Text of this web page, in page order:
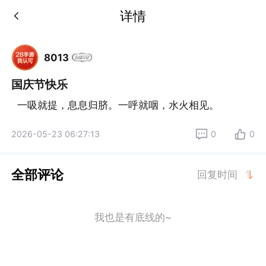
详情
8013
国庆节快乐
一吸就提，息息归脐。一呼就咽，水火相见。
2026-05-23 06:27:13 0 0
全部评论 回复时间
我也是有底线的~